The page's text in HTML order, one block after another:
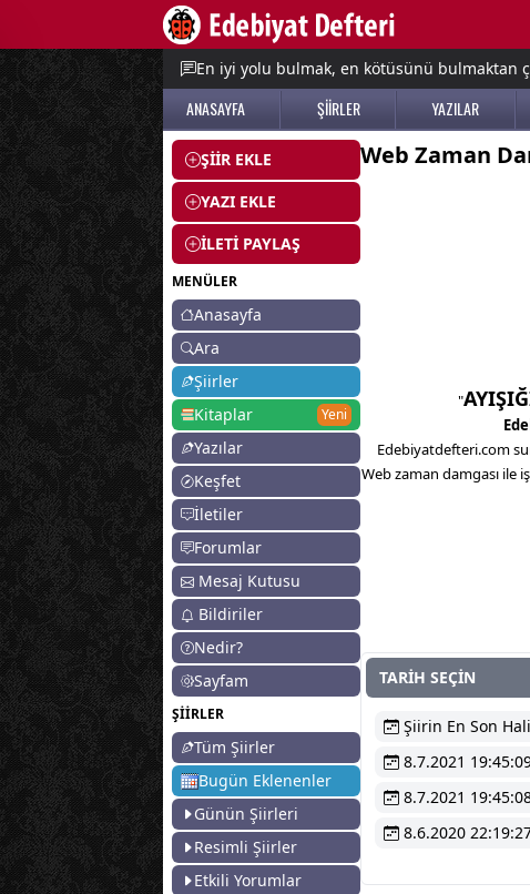
En iyi yolu bulmak, en kötüsünü bulmaktan
ANASAYFA ŞİİRLER YAZILAR
ŞİİR EKLE
YAZI EKLE
İLETİ PAYLAŞ
MENÜLER
Anasayfa
Ara
Şiirler
Kitaplar
Yeni
Yazılar
Keşfet
İletiler
Forumlar
Mesaj Kutusu
Bildiriler
Nedir?
Sayfam
ŞİİRLER
Tüm Şiirler
Bugün Eklenenler
Günün Şiirleri
Resimli Şiirler
Etkili Yorumlar
Web Zaman
"
Edebiyatdefteri.com
Web zaman damgası
TARİH SEÇİN
Şiirin En Son Hali
8.7.2021
8.7.2021
8.6.2020
menu